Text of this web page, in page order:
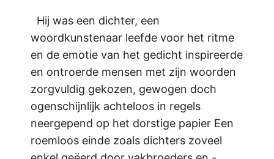
Hij was een dichter, een
woordkunstenaar leefde voor het ritme
en de emotie van het gedicht inspireerde
en ontroerde mensen met zijn woorden
zorgvuldig gekozen, gewogen doch
ogenschijnlijk achteloos in regels
neergepend op het dorstige papier Een
roemloos einde zoals dichters zoveel